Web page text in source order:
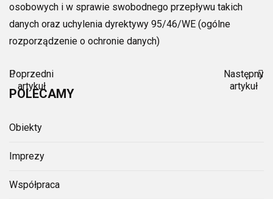
osobowych i w sprawie swobodnego przepływu takich
danych oraz uchylenia dyrektywy 95/46/WE (ogólne
rozporządzenie o ochronie danych)
Poprzedni
artykuł
Następny
artykuł
POLECAMY
Obiekty
Imprezy
Współpraca